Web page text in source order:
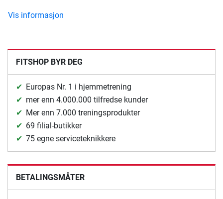
Vis informasjon
FITSHOP BYR DEG
Europas Nr. 1 i hjemmetrening
mer enn 4.000.000 tilfredse kunder
Mer enn 7.000 treningsprodukter
69 filial-butikker
75 egne serviceteknikkere
BETALINGSMÅTER